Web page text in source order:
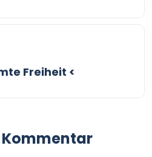
Freiheit <
Kommentar